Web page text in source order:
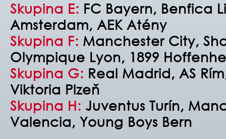
Skupina E: FC Bayern, Benfica
Amsterdam, AEK Atény
Skupina F: Manchester City,
Olympique Lyon, 1899
Skupina G: Real Madrid, AS
Viktoria Plzeň
Skupina H: Juventus Turín,
Valencia, Young Boys Bern